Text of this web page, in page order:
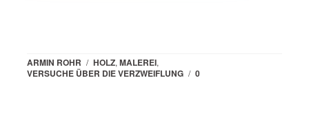
ARMIN ROHR / HOLZ, MALEREI,
VERSUCHE ÜBER DIE VERZWEIFLUNG / 0